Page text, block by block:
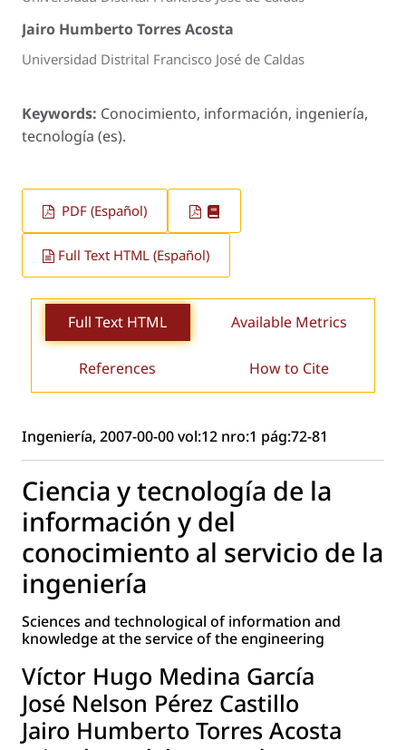
Jairo Humberto Torres Acosta
Universidad Distrital Francisco José de Caldas
Keywords: Conocimiento, información, ingeniería,
tecnología (es).
PDF (Español)
Full Text HTML (Español)
Full Text HTML Available Metrics
References How to Cite
Ingeniería, 2007-00-00 vol:12 nro:1 pág:72-81
Ciencia y tecnología de la
información y del
conocimiento al servicio de la
ingeniería
Sciences and technological of information and
knowledge at the service of the engineering
Víctor Hugo Medina García
José Nelson Pérez Castillo
Jairo Humberto Torres Acosta